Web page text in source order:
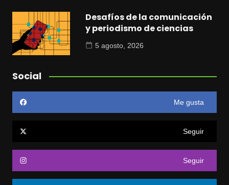
Desafíos de la comunicación
y periodismo de ciencias
5 agosto, 2026
Social
Me gusta
Seguir
Seguir